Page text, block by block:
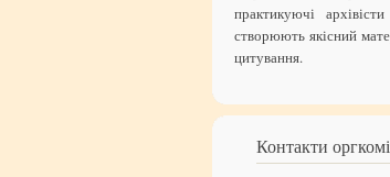
практикуючі
створюють якісний
цитування.
Контакти